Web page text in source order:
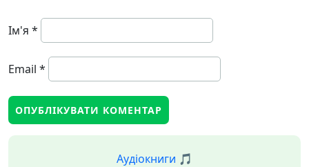
Ім'я *
Email *
Аудіокниги 🎵